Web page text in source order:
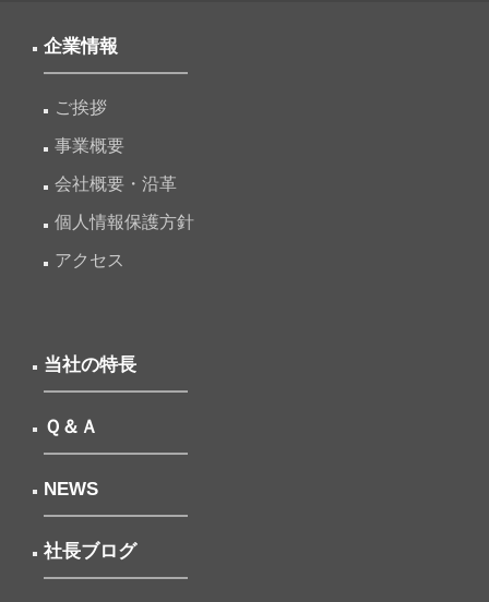
企業情報
ご挨拶
事業概要
会社概要・沿革
個人情報保護方針
アクセス
当社の特長
Ｑ＆Ａ
NEWS
社長ブログ